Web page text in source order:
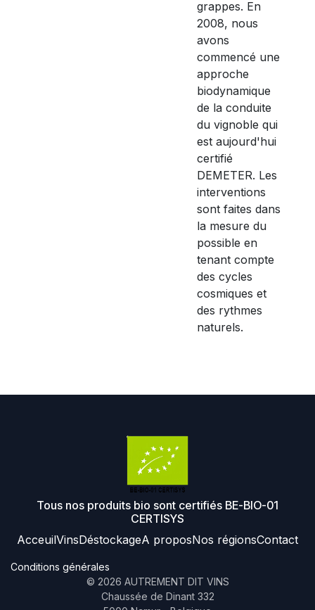
grappes. En
2008, nous
avons
commencé une
approche
biodynamique
de la conduite
du vignoble qui
est aujourd'hui
certifié
DEMETER. Les
interventions
sont faites dans
la mesure du
possible en
tenant compte
des cycles
cosmiques et
des rythmes
naturels.
Tous nos produits bio sont certifiés BE-BIO-01
CERTISYS
AcceuilVinsDéstockageA proposNos régionsContact
Conditions générales
© 2026 AUTREMENT DIT VINS
Chaussée de Dinant 332